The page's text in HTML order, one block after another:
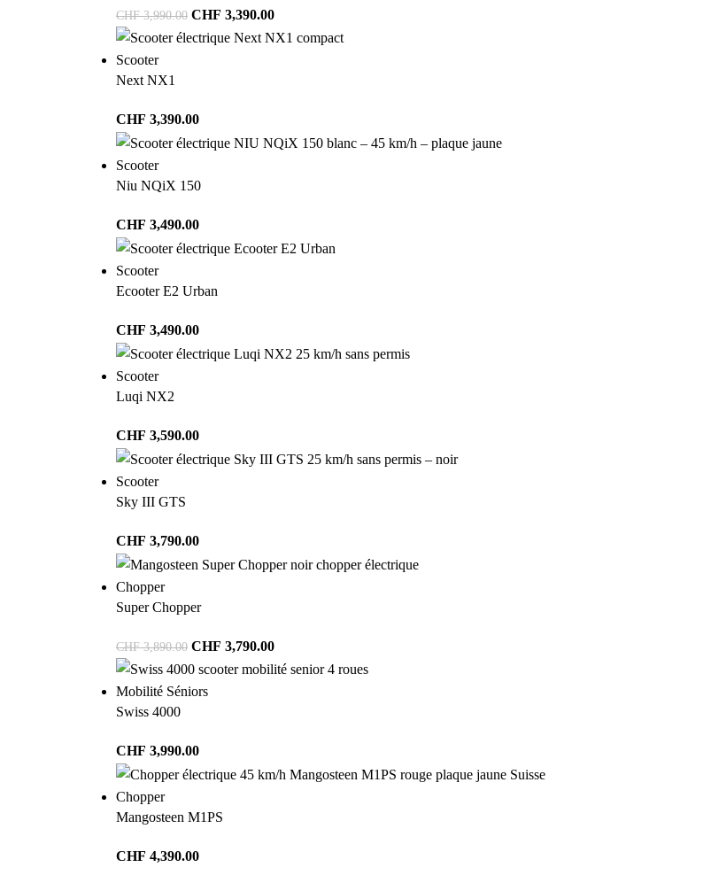
CHF3,990.00 CHF 3,390.00
Scooter
Next NX1
CHF 3,390.00
Scooter
Niu NQiX 150
CHF 3,490.00
Scooter
Ecooter E2 Urban
CHF 3,490.00
Scooter
Luqi NX2
CHF 3,590.00
Scooter
Sky III GTS
CHF 3,790.00
Chopper
Super Chopper
CHF3,890.00 CHF 3,790.00
Mobilité Séniors
Swiss 4000
CHF 3,990.00
Chopper
Mangosteen M1PS
CHF 4,390.00